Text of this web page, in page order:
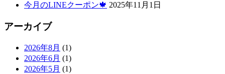
今月のLINEクーポン🍁 2025年11月1日
アーカイブ
2026年8月 (1)
2026年6月 (1)
2026年5月 (1)